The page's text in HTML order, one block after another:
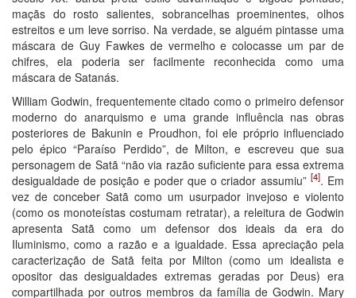
maçãs do rosto salientes, sobrancelhas proeminentes, olhos
estreitos e um leve sorriso. Na verdade, se alguém pintasse uma
máscara de Guy Fawkes de vermelho e colocasse um par de
chifres, ela poderia ser facilmente reconhecida como uma
máscara de Satanás.
William Godwin, frequentemente citado como o primeiro defensor
moderno do anarquismo e uma grande influência nas obras
posteriores de Bakunin e Proudhon, foi ele próprio influenciado
pelo épico “Paraíso Perdido”, de Milton, e escreveu que sua
personagem de Satã “não via razão suficiente para essa extrema
desigualdade de posição e poder que o criador assumiu” [4]. Em
vez de conceber Satã como um usurpador invejoso e violento
(como os monoteístas costumam retratar), a releitura de Godwin
apresenta Satã como um defensor dos ideais da era do
Iluminismo, como a razão e a igualdade. Essa apreciação pela
caracterização de Satã feita por Milton (como um idealista e
opositor das desigualdades extremas geradas por Deus) era
compartilhada por outros membros da família de Godwin. Mary